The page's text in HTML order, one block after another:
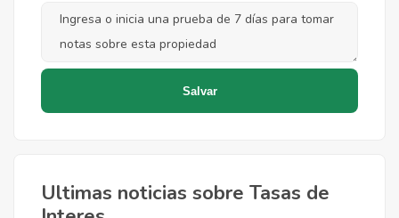
Ultimas noticias sobre Tasas de